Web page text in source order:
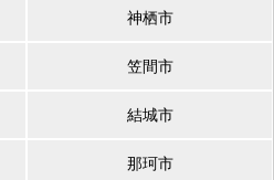
神栖市
笠間市
結城市
那珂市